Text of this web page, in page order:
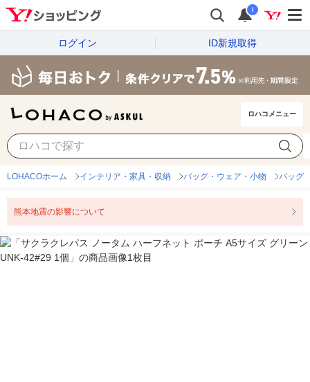
i
ログイン ID新規取得
ロハコメニュー
LOHACOホーム インテリア・家具・収納 バッグ・ウェア・小物 バッグ
熊本地震の影響について